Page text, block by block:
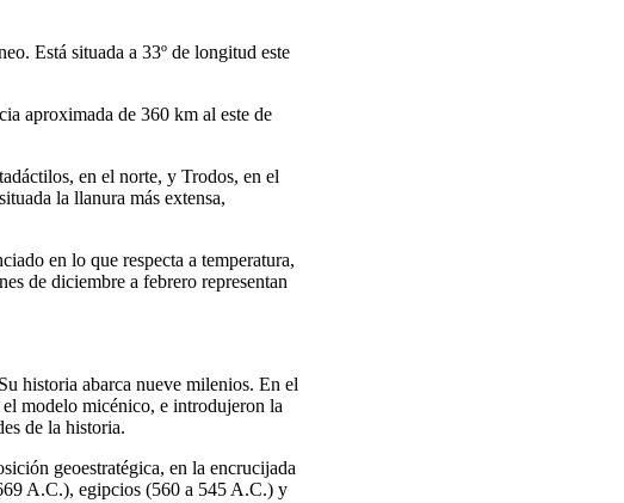
Está situada a 33º de longitud este
aproximada de 360 km al este de
en el norte, y Trodos, en el
la llanura más extensa,
en lo que respecta a temperatura,
de diciembre a febrero representan
historia abarca nueve milenios. En el
modelo micénico, e introdujeron la
de la historia.
geoestratégica, en la encrucijada
A.C.), egipcios (560 a 545 A.C.) y